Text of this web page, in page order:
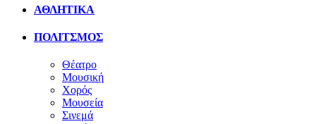
ΑΘΛΗΤΙΚΑ
ΠΟΛΙΤΣΜΟΣ
Θέατρο
Μουσική
Χορός
Μουσεία
Σινεμά